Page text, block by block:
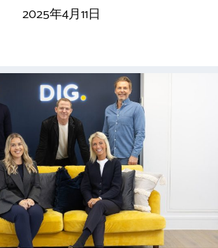
2025年4月11日